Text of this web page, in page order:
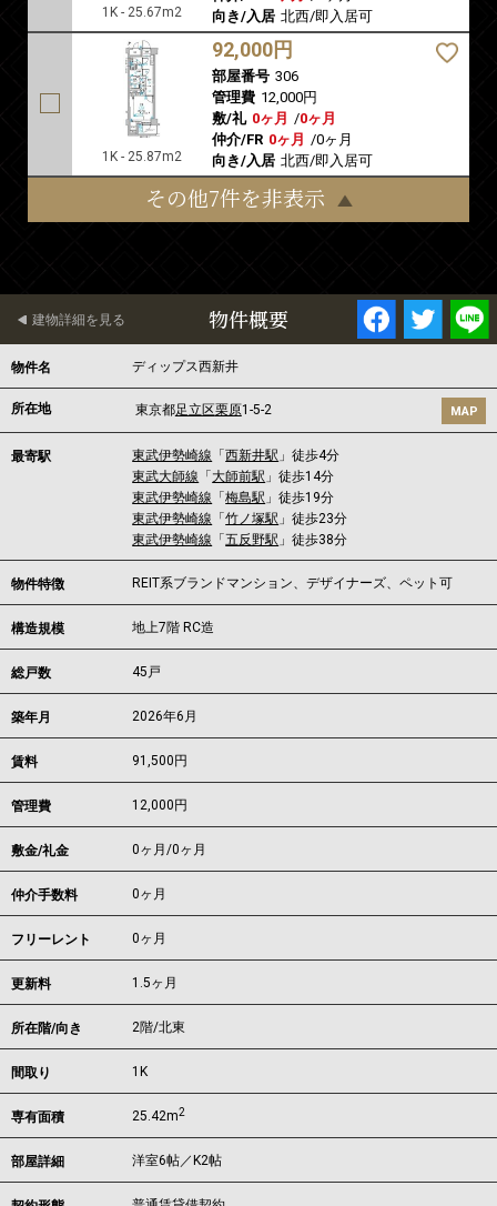
1K - 25.67m2
向き/入居 北西/即入居可
1K - 25.87m2
92,000円
部屋番号 306
管理費 12,000円
敷/礼 0ヶ月 /0ヶ月
仲介/FR 0ヶ月 /0ヶ月
向き/入居 北西/即入居可
その他7件を非表示
物件概要
建物詳細を見る
物件名 ディップス西新井
所在地 東京都足立区栗原1-5-2 MAP
最寄駅 東武伊勢崎線 「西新井駅 」徒歩4分
東武大師線 「 大師前駅 」徒歩14分
東武伊勢崎線 「梅島駅 」徒歩19分
東武伊勢崎線 「竹ノ塚駅 」徒歩23分
東武伊勢崎線 「五反野駅 」徒歩38分
物件特徴 REIT系ブランドマンション、デザイナーズ、ペット可
構造規模 地上7階 RC造
総戸数 45戸
築年月 2026年6月
賃料 91,500 円
管理費 12,000円
敷金/礼金 0ヶ月/0ヶ月
仲介手数料 0ヶ月
フリーレント 0ヶ月
更新料 1.5ヶ月
所在階/向き 2階/北東
間取り 1K
専有面積 25.42m2
部屋詳細 洋室6帖／K2帖